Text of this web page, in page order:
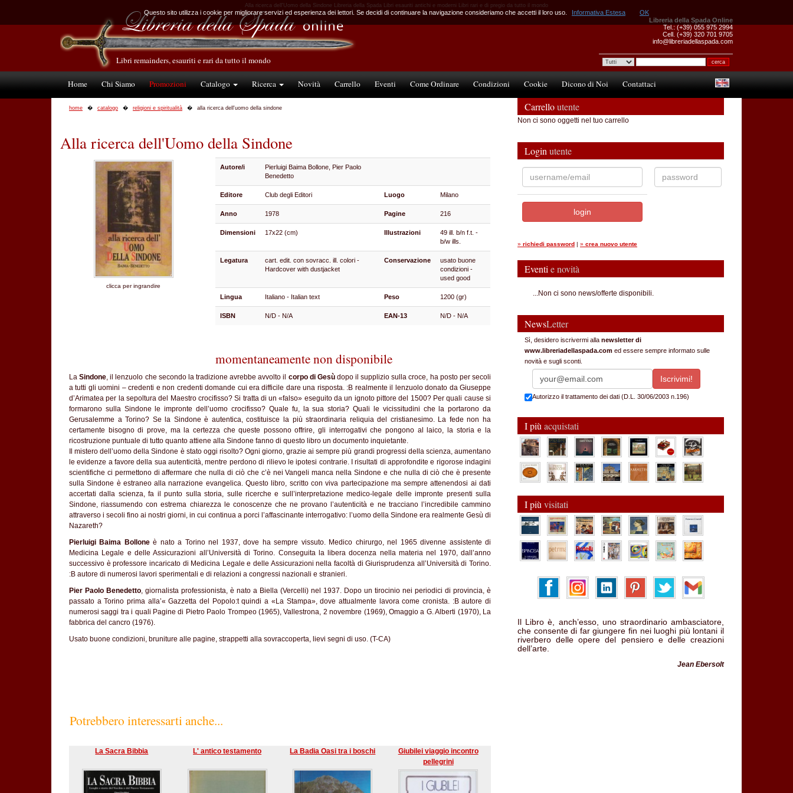
Alla ricerca dell'Uomo della Sindone Libreria della Spada Libri esauriti antichi e moderni Libri rari e di pregio da tutto il mondo
Libreria della Spada Online
Tel.: (+39) 055 975 2994
Cell. (+39) 320 701 9705
info@libreriadellaspada.com
Libri remainders, esauriti e rari da tutto il mondo
Home Chi Siamo Promozioni Catalogo Ricerca Novità Carrello Eventi Come Ordinare Condizioni Cookie Dicono di Noi Contattaci
home catalogo religioni e spiritualità alla ricerca dell'uomo della sindone
Alla ricerca dell'Uomo della Sindone
clicca per ingrandire
Autore/i
Pierluigi Baima Bollone, Pier Paolo
Benedetto
Editore Club degli Editori Luogo Milano
Anno 1978 Pagine 216
Dimensioni 17x22 (cm) Illustrazioni
49 ill. b/n f.t. -
b/w ills.
Legatura
cart. edit. con sovracc. ill. colori -
Hardcover with dustjacket
Conservazione
usato buone
condizioni -
used good
Lingua Italiano - Italian text Peso 1200 (gr)
ISBN N/D - N/A EAN-13 N/D - N/A
momentaneamente non disponibile
LaSindone, il lenzuolo che secondo la tradizione avrebbe avvolto il corpo di Gesùdopo il supplizio sulla croce, ha posto per secoli
a tutti gli uomini – credenti e non credenti domande cui era difficile dare una risposta. :B realmente il lenzuolo donato da Giuseppe
d’Arimatea per la sepoltura del Maestro crocifisso? Si tratta di un «falso» eseguito da un ignoto pittore del 1500? Per quali cause si
formarono sulla Sindone le impronte dell’uomo crocifisso? Quale fu, la sua storia? Quali le vicissitudini che la portarono da
Gerusalemme a Torino? Se la Sindone è autentica, costituisce la più straordinaria reliquia del cristianesimo. La fede non ha
certamente bisogno di prove, ma la certezza che queste possono offrire, gli interrogativi che pongono al laico, la storia e la
ricostruzione puntuale di tutto quanto attiene alla Sindone fanno di questo libro un documento inquietante.
Il mistero dell’uomo della Sindone è stato oggi risolto? Ogni giorno, grazie ai sempre più grandi progressi della scienza, aumentano
le evidenze a favore della sua autenticità, mentre perdono di rilievo le ipotesi contrarie. I risultati di approfondite e rigorose indagini
scientifiche ci permettono di affermare che nulla di ciò che c’è nei Vangeli manca nella Sindone e che nulla di ciò che è presente
sulla Sindone è estraneo alla narrazione evangelica. Questo libro, scritto con viva partecipazione ma sempre attenendosi ai dati
accertati dalla scienza, fa il punto sulla storia, sulle ricerche e sull’interpretazione medico-legale delle impronte presenti sulla
Sindone, riassumendo con estrema chiarezza le conoscenze che ne provano l’autenticità e ne tracciano l’incredibile cammino
attraverso i secoli fino ai nostri giorni, in cui continua a porci l’affascinante interrogativo: l’uomo della Sindone era realmente Gesù di
Nazareth?
Pierluigi Baima Bolloneè nato a Torino nel 1937, dove ha sempre vissuto. Medico chirurgo, nel 1965 divenne assistente di
Medicina Legale e delle Assicurazioni all’Università di Torino. Conseguita la libera docenza nella materia nel 1970, dall’anno
successivo è professore incaricato di Medicina Legale e delle Assicurazioni nella facoltà di Giurisprudenza all’Università di Torino.
:B autore di numerosi lavori sperimentali e di relazioni a congressi nazionali e stranieri.
Pier Paolo Benedetto, giornalista professionista, è nato a Biella (Vercelli) nel 1937. Dopo un tirocinio nei periodici di provincia, è
passato a Torino prima alla’« Gazzetta del Popolo:t quindi a «La Stampa», dove attualmente lavora come cronista. :B autore di
numerosi saggi tra i quali Pagine di Pietro Paolo Trompeo (1965), Vallestrona, 2 novembre (1969), Omaggio a G. Alberti (1970), La
fabbrica del cancro (1976).
Usato buone condizioni, bruniture alle pagine, strappetti alla sovraccoperta, lievi segni di uso. (T-CA)
Potrebbero interessarti anche...
La Sacra Bibbia L' antico testamento La Badia Oasi tra i boschi
Giubilei viaggio incontro
pellegrini
Carrelloutente
Non ci sono oggetti nel tuo carrello
Login utente
» richiedi password | » crea nuovo utente
Eventi e novità
...Non ci sono news/offerte disponibili.
NewsLetter
Sì, desidero iscrivermi alla newsletter di
www.libreriadellaspada.com ed essere sempre informato sulle
novità e sugli sconti.
Autorizzo il trattamento dei dati (D.L. 30/06/2003 n.196)
I più acquistati
I più visitati
Il Libro è, anch’esso, uno straordinario ambasciatore,
che consente di far giungere fin nei luoghi più lontani il
riverbero delle opere del pensiero e delle creazioni
dell’arte.
Jean Ebersolt
Questo sito utilizza i cookie per migliorare servizi ed esperienza dei lettori. Se decidi di continuare la navigazione consideriamo che accetti il loro uso. Informativa Estesa OK